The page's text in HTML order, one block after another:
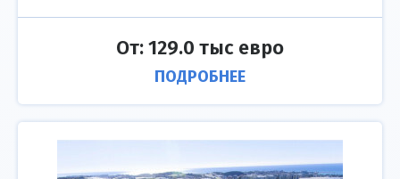
От: 129.0 тыс евро
ПОДРОБНЕЕ